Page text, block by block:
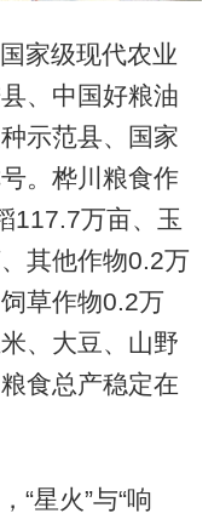
家级现代农业
、中国好粮油
示范县、国家
。桦川粮食作
117.7万亩、玉
其他作物0.2万
草作物0.2万
、大豆、山野
食总产稳定在
“星火”与“响